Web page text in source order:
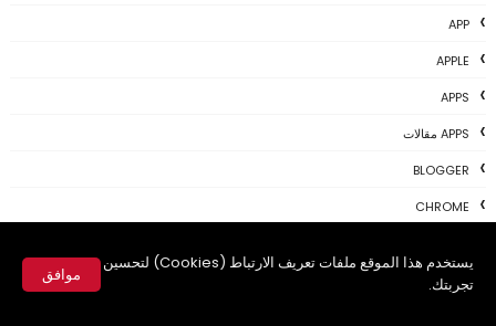
يستخدم هذا الموقع ملفات تعريف الارتباط (Cookies) لتحسين
تجربتك.
موافق
APP
APPLE
APPS
APPS مقالات
BLOGGER
CHROME
E-LEARNING